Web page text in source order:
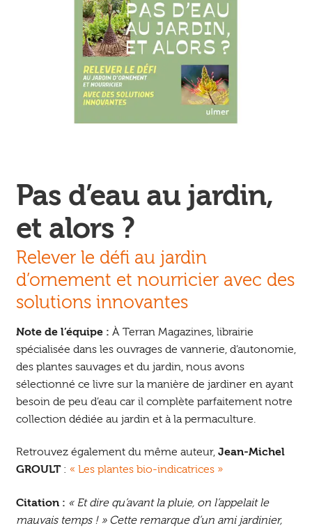
Pas d’eau au jardin,
et alors ?
Relever le défi au jardin
d’ornement et nourricier avec des
solutions innovantes
Note de l’équipe : À Terran Magazines, librairie
spécialisée dans les ouvrages de vannerie, d’autonomie,
des plantes sauvages et du jardin, nous avons
sélectionné ce livre sur la manière de jardiner en ayant
besoin de peu d’eau car il complète parfaitement notre
collection dédiée au jardin et à la permaculture.
Retrouvez également du même auteur, Jean-Michel
GROULT: « Les plantes bio-indicatrices »
Citation : « Et dire qu’avant la pluie, on l’appelait le
mauvais temps ! » Cette remarque d’un ami jardinier,